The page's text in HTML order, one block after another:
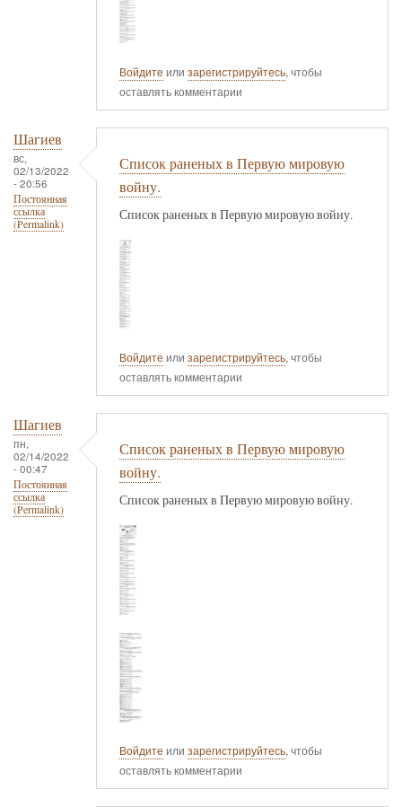
Войдите или зарегистрируйтесь, чтобы
оставлять комментарии
Шагиев
вс,
02/13/2022
- 20:56
Постоянная
ссылка
(Permalink)
Список раненых в Первую мировую
войну.
Список раненых в Первую мировую войну.
Войдите или зарегистрируйтесь, чтобы
оставлять комментарии
Шагиев
пн,
02/14/2022
- 00:47
Постоянная
ссылка
(Permalink)
Список раненых в Первую мировую
войну.
Список раненых в Первую мировую войну.
Войдите или зарегистрируйтесь, чтобы
оставлять комментарии